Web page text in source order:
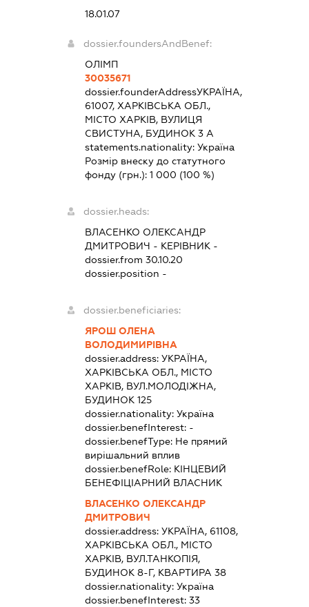
18.01.07
dossier.foundersAndBenef:
ОЛІМП
30035671
dossier.founderAddressУКРАЇНА,
61007, ХАРКІВСЬКА ОБЛ.,
МІСТО ХАРКІВ, ВУЛИЦЯ
СВИСТУНА, БУДИНОК 3 А
statements.nationality: Україна
Розмір внеску до статутного
фонду (грн.): 1 000 (100 %)
dossier.heads:
ВЛАСЕНКО ОЛЕКСАНДР
ДМИТРОВИЧ - КЕРІВНИК -
dossier.from 30.10.20
dossier.position -
dossier.beneficiaries:
ЯРОШ ОЛЕНА
ВОЛОДИМИРІВНА
dossier.address: УКРАЇНА,
ХАРКІВСЬКА ОБЛ., МІСТО
ХАРКІВ, ВУЛ.МОЛОДІЖНА,
БУДИНОК 125
dossier.nationality: Україна
dossier.benefInterest: -
dossier.benefType: Не прямий
вирішальний вплив
dossier.benefRole: КІНЦЕВИЙ
БЕНЕФІЦІАРНИЙ ВЛАСНИК
ВЛАСЕНКО ОЛЕКСАНДР
ДМИТРОВИЧ
dossier.address: УКРАЇНА, 61108,
ХАРКІВСЬКА ОБЛ., МІСТО
ХАРКІВ, ВУЛ.ТАНКОПІЯ,
БУДИНОК 8-Г, КВАРТИРА 38
dossier.nationality: Україна
dossier.benefInterest: 33